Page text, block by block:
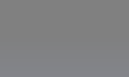
ją surowy krajobraz z wysokości
widokowego Gömbo w
brzegu, w Tihany, można również
spacer. Nie ma śladu letnich
mglistym powietrzu, jest bardzo